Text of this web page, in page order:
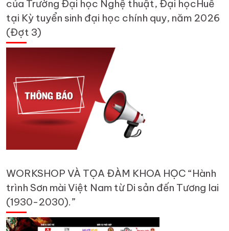
của Trường Đại học Nghệ thuật, Đại họcHuế
tại Kỳ tuyển sinh đại học chính quy, năm 2026
(Đợt 3)
WORKSHOP VÀ TỌA ĐÀM KHOA HỌC “Hành
trình Sơn mài Việt Nam từ Di sản đến Tương lai
(1930-2030).”